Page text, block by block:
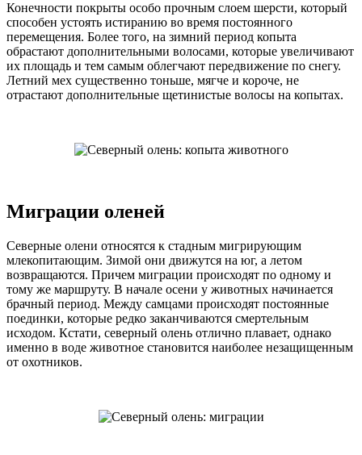
Конечности покрыты особо прочным слоем шерсти, который
способен устоять истиранию во время постоянного
перемещения. Более того, на зимний период копыта
обрастают дополнительными волосами, которые увеличивают
их площадь и тем самым облегчают передвижение по снегу.
Летний мех существенно тоньше, мягче и короче, не
отрастают дополнительные щетинистые волосы на копытах.
Миграции оленей
Северные олени относятся к стадным мигрирующим
млекопитающим. Зимой они движутся на юг, а летом
возвращаются. Причем миграции происходят по одному и
тому же маршруту. В начале осени у животных начинается
брачный период. Между самцами происходят постоянные
поединки, которые редко заканчиваются смертельным
исходом. Кстати, северный олень отлично плавает, однако
именно в воде животное становится наиболее незащищенным
от охотников.